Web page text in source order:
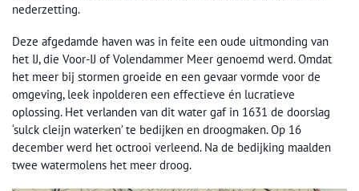
nederzetting.
Deze afgedamde haven was in feite een oude uitmonding van
het IJ, die Voor-IJ of Volendammer Meer genoemd werd. Omdat
het meer bij stormen groeide en een gevaar vormde voor de
omgeving, leek inpolderen een effectieve én lucratieve
oplossing. Het verlanden van dit water gaf in 1631 de doorslag
‘sulck cleijn waterken’ te bedijken en droogmaken. Op 16
december werd het octrooi verleend. Na de bedijking maalden
twee watermolens het meer droog.